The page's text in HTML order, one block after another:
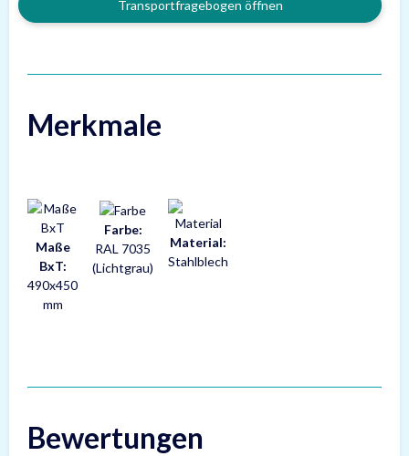
Transportfragebogen öffnen
Merkmale
Maße
BxT:
490x450
mm
Farbe:
RAL 7035
(Lichtgrau)
Material:
Stahlblech
Bewertungen